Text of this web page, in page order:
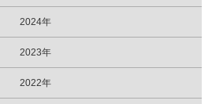
2024年
2023年
2022年